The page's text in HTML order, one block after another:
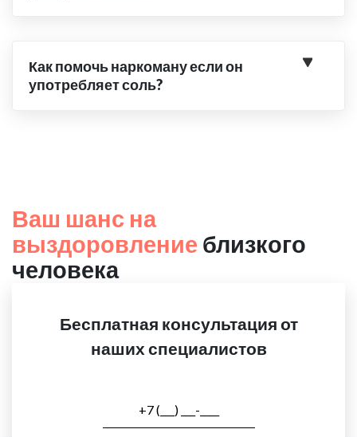
Как помочь наркоману если он
употребляет соль?
Ваш шанс на
выздоровление близкого
человека
Бесплатная консультация от
наших специалистов